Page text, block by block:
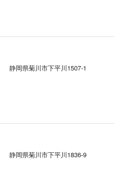
静岡県菊川市下平川1507-1
静岡県菊川市下平川1836-9